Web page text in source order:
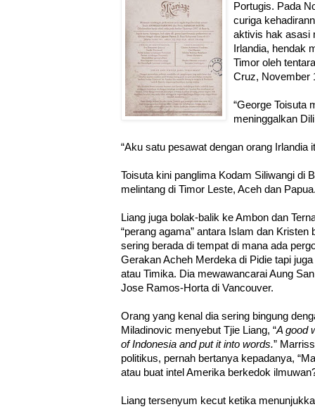
Portugis. Pada
curiga
aktivis hak asasi
Irlandia, hendak
Timor oleh
Cruz, November
“George Toisuta
meninggalkan
“Aku satu pesawat dengan orang Irlandia
Toisuta kini panglima Kodam Siliwangi di
melintang di Timor Leste, Aceh dan
Liang juga bolak-balik ke Ambon dan
“perang agama” antara Islam dan Kristen
sering berada di tempat di mana ada
Gerakan Acheh Merdeka di Pidie tapi
atau Timika. Dia mewawancarai Aung
Jose Ramos-Horta di Vancouver.
Orang yang kenal dia sering bingung
Miladinovic menyebut Tjie Liang, “A good
of Indonesia and put it into words.”
politikus, pernah bertanya kepadanya,
atau buat intel Amerika berkedok
Liang tersenyum kecut ketika